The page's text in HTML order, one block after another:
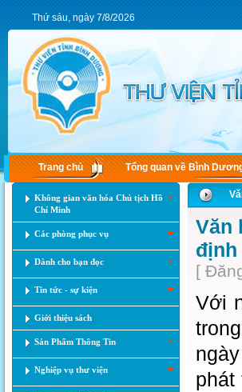
Thứ sáu, ngày 7/8/2026
Trang chủ Tổng quan về Bình
Không gian văn hóa Chủ tịch Hồ
Chí Minh
Các phòng phục vụ
Dành cho bạn đọc
Tin tức - sự kiện
Giới thiệu sách
Sản Phẩm Thông Tin
Nghiệp vụ thư viện
Văn
định
[
Với
phát